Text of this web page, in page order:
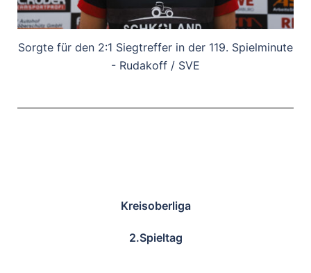
Sorgte für den 2:1 Siegtreffer in der 119. Spielminute
- Rudakoff / SVE
Kreisoberliga
2.Spieltag